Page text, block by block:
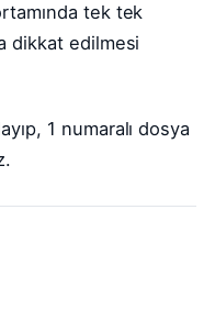
tek tek
dikkat edilmesi
1 numaralı dosya